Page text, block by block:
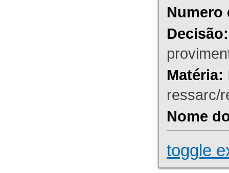
Numero
Decisão:
Matéria:
ressarc/
Nome
toggle